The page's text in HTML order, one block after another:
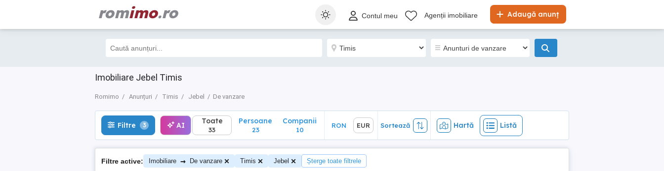
romimo.ro Adaugă anunț
Contul meu Agenții imobiliare
Imobiliare Jebel Timis
Romimo Anunțuri Timis Jebel De vanzare
Filtre 3 AI RON EUR Sortează Hartă Listă
Filtre 3 AI Toate
33
Persoane
23
Companii
10
RON EUR Sortează Hartă Listă
Filtre active: Imobiliare → De vanzare Timis Jebel Șterge toate filtrele